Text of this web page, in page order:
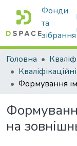
Фонди
та
зібрання
Головна
на